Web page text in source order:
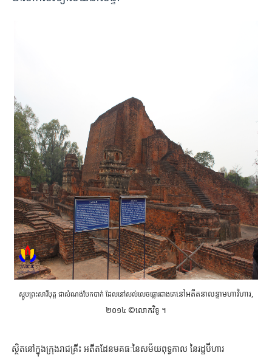
ស្តូបព្រះសារីបុត្ត ជាសំណង់បែកបាក់ ដែលនៅសល់លេចធ្លោរជាងគេនៅអតីតនាលន្ទាមហាវិហារ,
២០១៤ ©លោកវិទូ ។
ស្ថិតនៅក្នុងក្រុងរាជគ្រីះ អតីតដែនមគធៈនៃសម័យពុទ្ធកាល នៃរដ្ឋប៊ីហារ